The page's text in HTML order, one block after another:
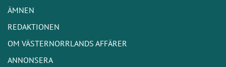
ÄMNEN
REDAKTIONEN
OM VÄSTERNORRLANDS AFFÄRER
ANNONSERA